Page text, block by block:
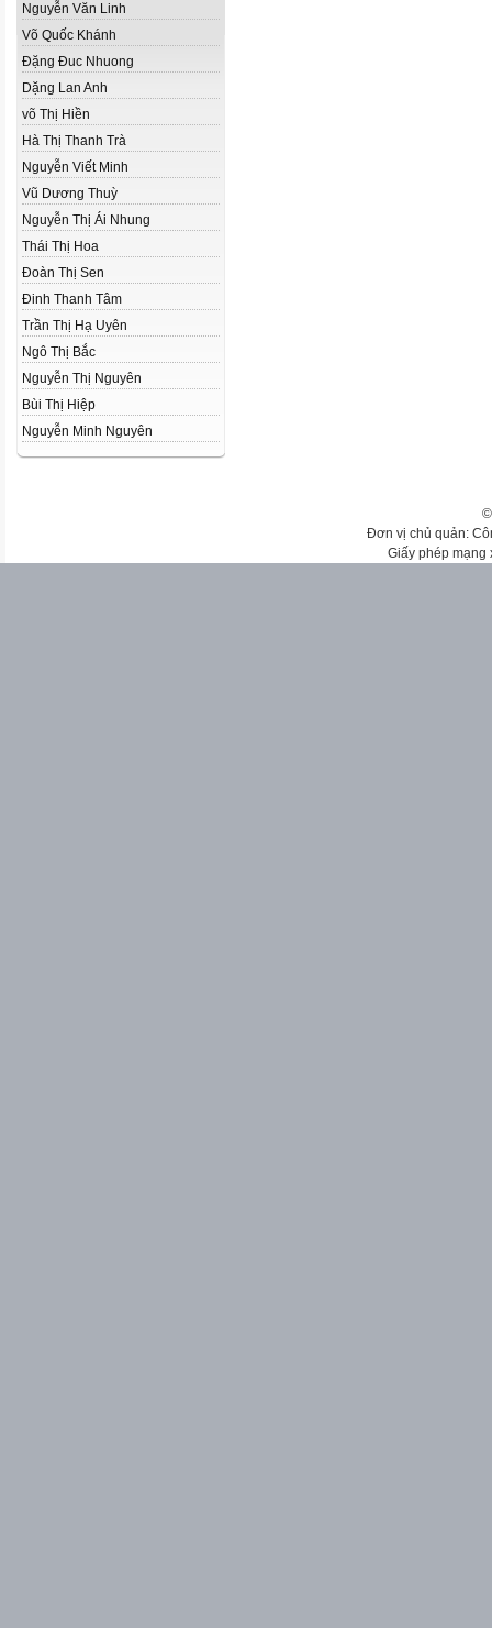
Nguyễn Văn Linh
Võ Quốc Khánh
Đặng Đuc Nhuong
Dặng Lan Anh
võ Thị Hiền
Hà Thị Thanh Trà
Nguyễn Viết Minh
Vũ Dương Thuỳ
Nguyễn Thị Ái Nhung
Thái Thị Hoa
Đoàn Thị Sen
Đinh Thanh Tâm
Trần Thị Hạ Uyên
Ngô Thị Bắc
Nguyễn Thị Nguyên
Bùi Thị Hiệp
Nguyễn Minh Nguyên
Đơn vị chủ quản:
Giấy phép mạng